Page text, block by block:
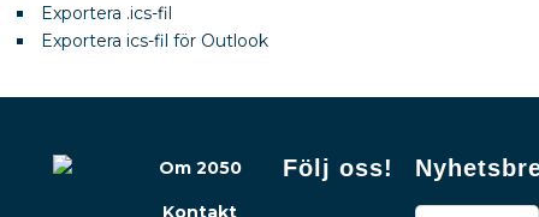
Exportera .ics-fil
Exportera ics-fil för Outlook
Om 2050
Kontakt
Följ oss!